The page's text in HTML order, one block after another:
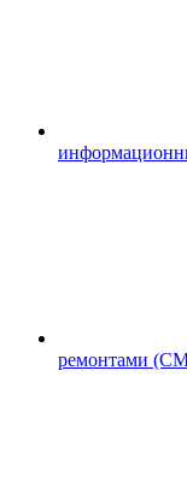
ремонтами